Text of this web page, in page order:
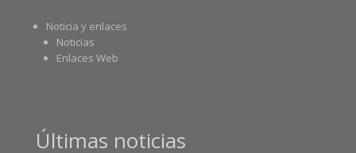
Noticia y enlaces
Noticias
Enlaces Web
Últimas noticias